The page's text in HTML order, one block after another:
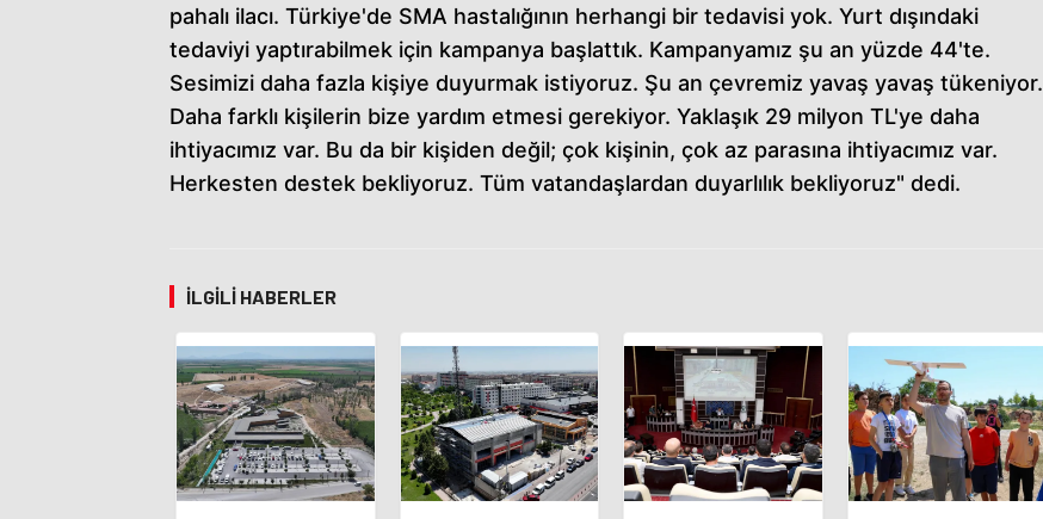
pahalı ilacı. Türkiye'de SMA hastalığının herhangi bir tedavisi yok. Yurt dışındaki
tedaviyi yaptırabilmek için kampanya başlattık. Kampanyamız şu an yüzde 44'te.
Sesimizi daha fazla kişiye duyurmak istiyoruz. Şu an çevremiz yavaş yavaş tükeniyor.
Daha farklı kişilerin bize yardım etmesi gerekiyor. Yaklaşık 29 milyon TL'ye daha
ihtiyacımız var. Bu da bir kişiden değil; çok kişinin, çok az parasına ihtiyacımız var.
Herkesten destek bekliyoruz. Tüm vatandaşlardan duyarlılık bekliyoruz" dedi.
İLGILI HABERLER